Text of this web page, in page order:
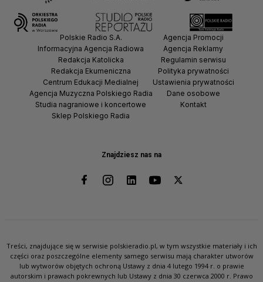
Znajdziesz nas na
Polskie Radio S.A.
Informacyjna Agencja Radiowa
Redakcja Katolicka
Redakcja Ekumeniczna
Centrum Edukacji Medialnej
Agencja Muzyczna Polskiego Radia
Studia nagraniowe i koncertowe
Sklep Polskiego Radia
Agencja Promocji
Agencja Reklamy
Regulamin serwisu
Polityka prywatności
Ustawienia prywatności
Dane osobowe
Kontakt
Treści, znajdujące się w serwisie polskieradio.pl, w tym wszystkie materiały i ich
części oraz poszczególne elementy samego serwisu mają charakter utworów
lub wytworów objętych ochroną Ustawy z dnia 4 lutego 1994 r. o prawie
autorskim i prawach pokrewnych lub Ustawy z dnia 30 czerwca 2000 r. Prawo